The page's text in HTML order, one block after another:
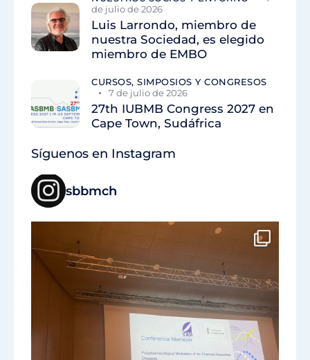
de julio de 2026
Luis Larrondo, miembro de
nuestra Sociedad, es elegido
miembro de EMBO
CURSOS, SIMPOSIOS Y CONGRESOS
7 de julio de 2026
27th IUBMB Congress 2027 en
Cape Town, Sudáfrica
Síguenos en Instagram
sbbmch